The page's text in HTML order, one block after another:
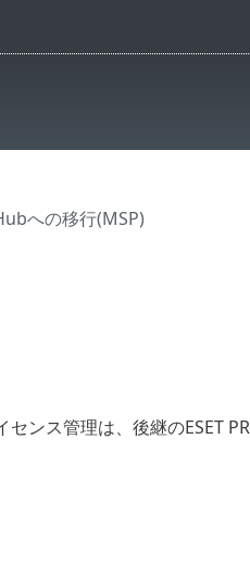
への移行(MSP)
ンス管理は、後継のESET